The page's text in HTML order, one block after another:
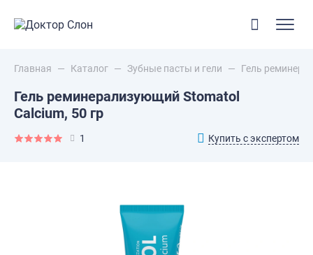
Главная — Каталог — Зубные пасты и гели — Гель
Гель реминерализующий Stomatol
Calcium, 50 гр
1 Купить с экспертом